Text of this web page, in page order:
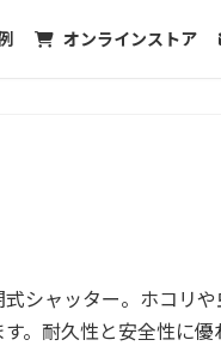
オンラインストア
シャッター。ホコリ
。耐久性と安全性に